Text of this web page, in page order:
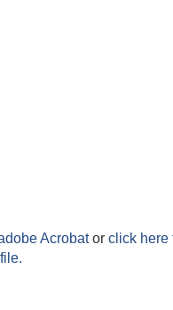
Acrobator click here